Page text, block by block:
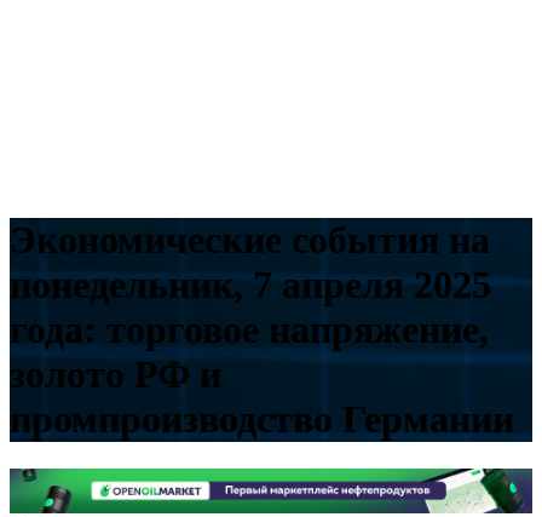
Экономические события на
понедельник, 7 апреля 2025
года: торговое напряжение,
золото РФ и
промпроизводство Германии